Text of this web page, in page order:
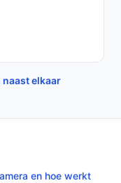
elkaar
en hoe werkt